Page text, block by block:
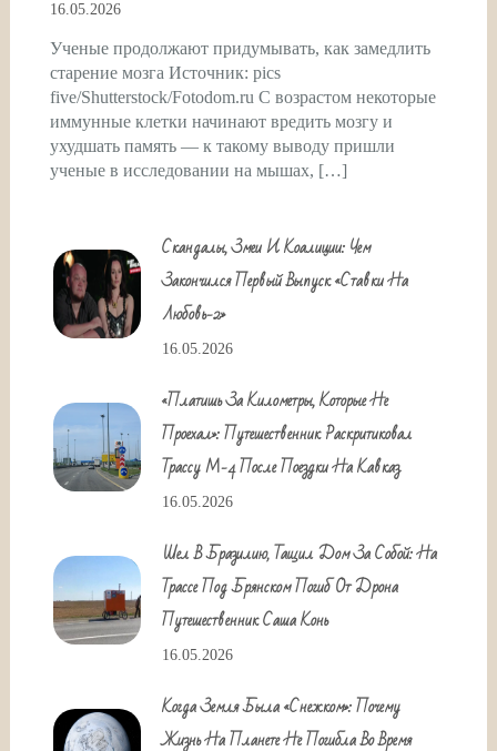
16.05.2026
Ученые продолжают придумывать, как замедлить
старение мозга Источник: pics
five/Shutterstock/Fotodom.ru С возрастом некоторые
иммунные клетки начинают вредить мозгу и
ухудшать память — к такому выводу пришли
ученые в исследовании на мышах, […]
Скандалы, Змеи И Коалиции: Чем
Закончился Первый Выпуск «Ставки На
Любовь-2»
16.05.2026
«Платишь За Километры, Которые Не
Проехал»: Путешественник Раскритиковал
Трассу М-4 После Поездки На Кавказ
16.05.2026
Шел В Бразилию, Тащил Дом За Собой: На
Трассе Под Брянском Погиб От Дрона
Путешественник Саша Конь
16.05.2026
Когда Земля Была «снежком»: Почему
Жизнь На Планете Не Погибла Во Время